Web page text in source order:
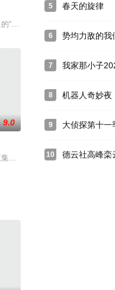
“高能量E人局”，在旅行中一
今，历史的厚重与文化的延续
、中国、日韩、印尼等10来
9.0
集全国各地不同戏曲剧种，以
5 春天的旋律
6 势均力敌的我
7 我家那小子
8 机器人奇妙夜
9 大侦探第十一
10 德云社高峰栾